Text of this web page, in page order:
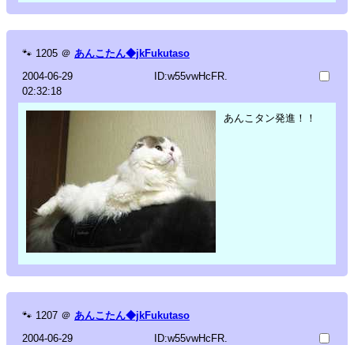
🐾 1205 ＠ あんこたん◆jkFukutaso
2004-06-29
02:32:18
ID:w55vwHcFR.
あんこタン発進！！
🐾 1207 ＠ あんこたん◆jkFukutaso
2004-06-29
ID:w55vwHcFR.